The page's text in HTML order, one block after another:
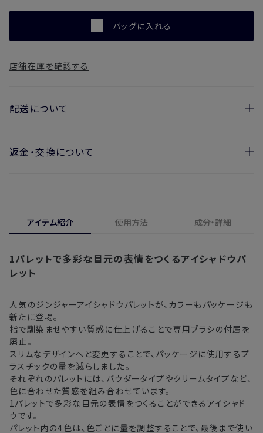
バッグに入れる
店舗在庫を確認する
配送について
お届け日の目安
※新製品（限定製品）は除きます。
※定期販売のお申し込みは、7日後以降の配送となります。
注文後、お届けまでにかかる日数の目安
東北・関東・中部・関西
沖縄県・離島
※以下に該当する場合、上記の日程で発送できない場合がござ
います。
返金・交換について
合、期間内*であれば、返金・交換サービスをご利用いただけ
ます。
オンラインストアでご購入の場合、発送完了メールの翌日から10日
間。対象の直営店舗でご購入の場合、購入日の翌日から7日間
アイテム紹介 使用方法 成分・詳細
1パレットで多彩な目元の表情をつくるアイシャドウパ
レット
人気のジンジャーアイシャドウパレットが、カラーもパッケージも
新たに登場。
指で馴染ませやすい質感に仕上げることで専用ブラシの付属を
廃止。
スリムなデザインへと変更することで、パッケージに使用するプ
ラスチックの量を減らしました。
それぞれのパレットには、パウダータイプやクリームタイプなど、
色に合わせた質感を組み合わせています。
1パレットで多彩な目元の表情をつくることができるアイシャド
ウです。
パレット内の4色は、色ごとに量を調整することで、最後まで使い